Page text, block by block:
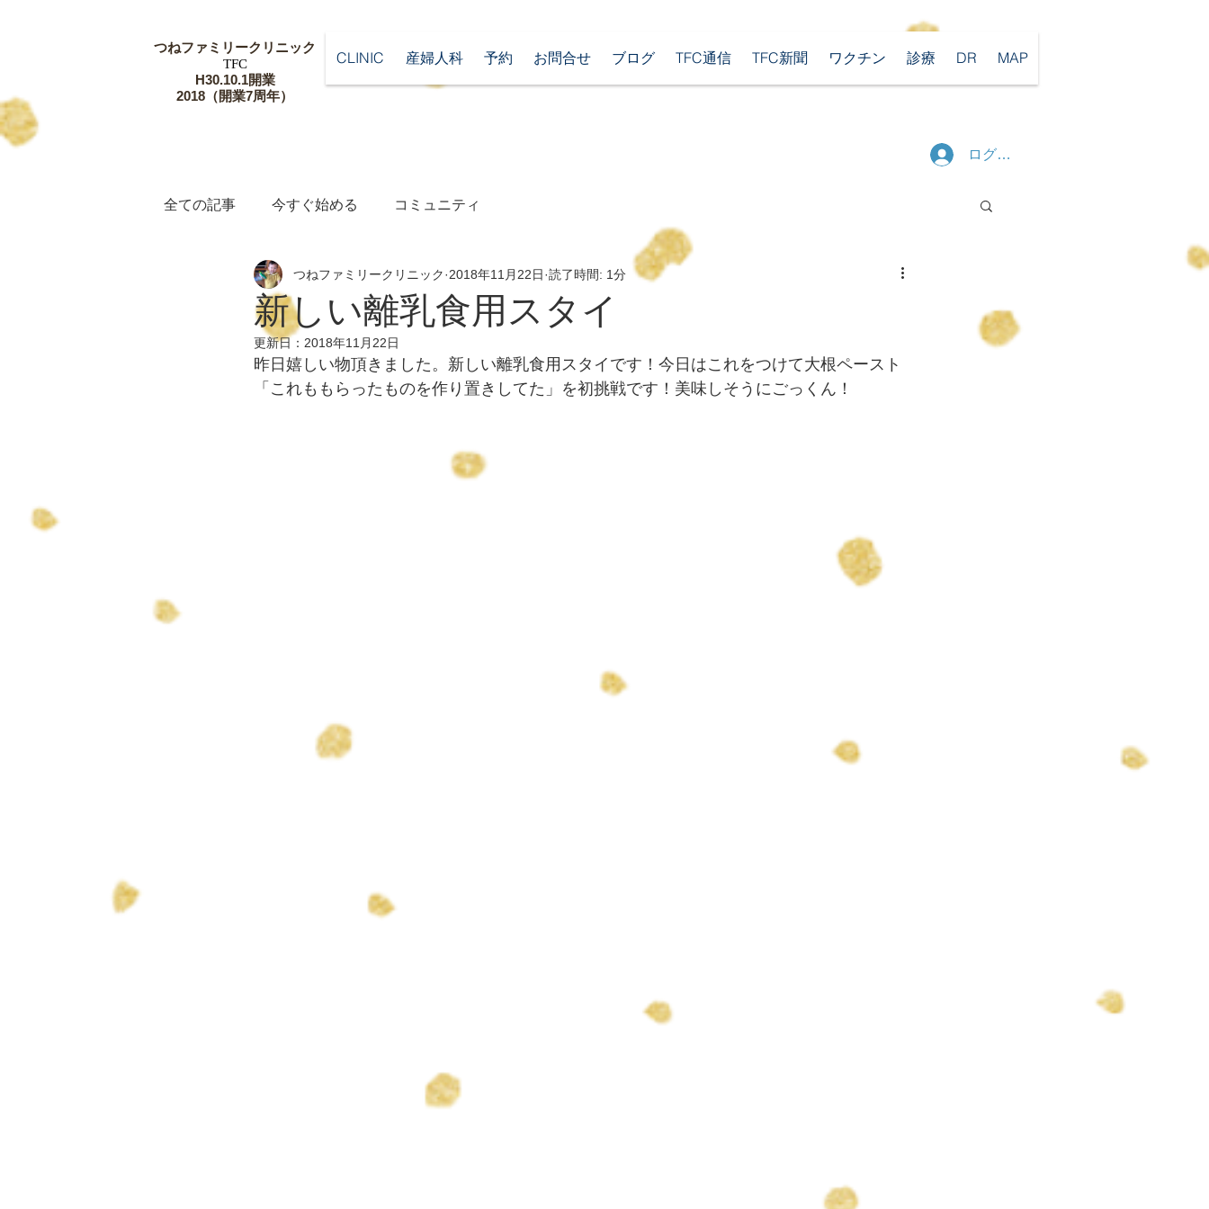
つねファミリークリニック
​TFC
​H30.10.1開業
​2018（開業7周年）
CLINIC 産婦人科 予約 お問合せ ブログ TFC通信 TFC新聞 ワクチン 診療 DR MAP
ログイン
全ての記事 今すぐ始める コミュニティ
新しい離乳食用スタイ
つねファミリークリニック 2018年11月22日 読了時間: 1分
更新日： 2018年11月22日
昨日嬉しい物頂きました。新しい離乳食用スタイです！今日はこれをつけて大根ペースト
「これももらったものを作り置きしてた」を初挑戦です！美味しそうにごっくん！